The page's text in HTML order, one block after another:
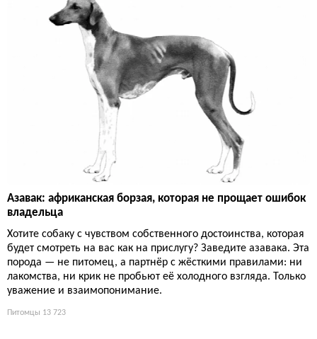
Азавак: африканская борзая, которая не прощает ошибок
владельца
Хотите собаку с чувством собственного достоинства, которая
будет смотреть на вас как на прислугу? Заведите азавака. Эта
порода — не питомец, а партнёр с жёсткими правилами: ни
лакомства, ни крик не пробьют её холодного взгляда. Только
уважение и взаимопонимание.
Питомцы 13 723